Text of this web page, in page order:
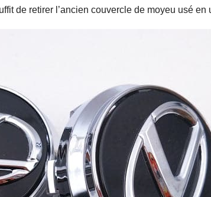
de retirer l’ancien couvercle de moyeu usé